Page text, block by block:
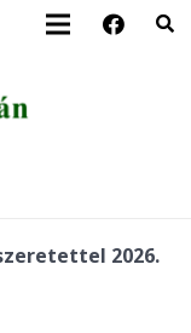
2026.